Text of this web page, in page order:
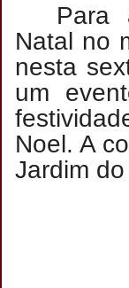
Para
Natal no
nesta
um
Noel. A
Jardim